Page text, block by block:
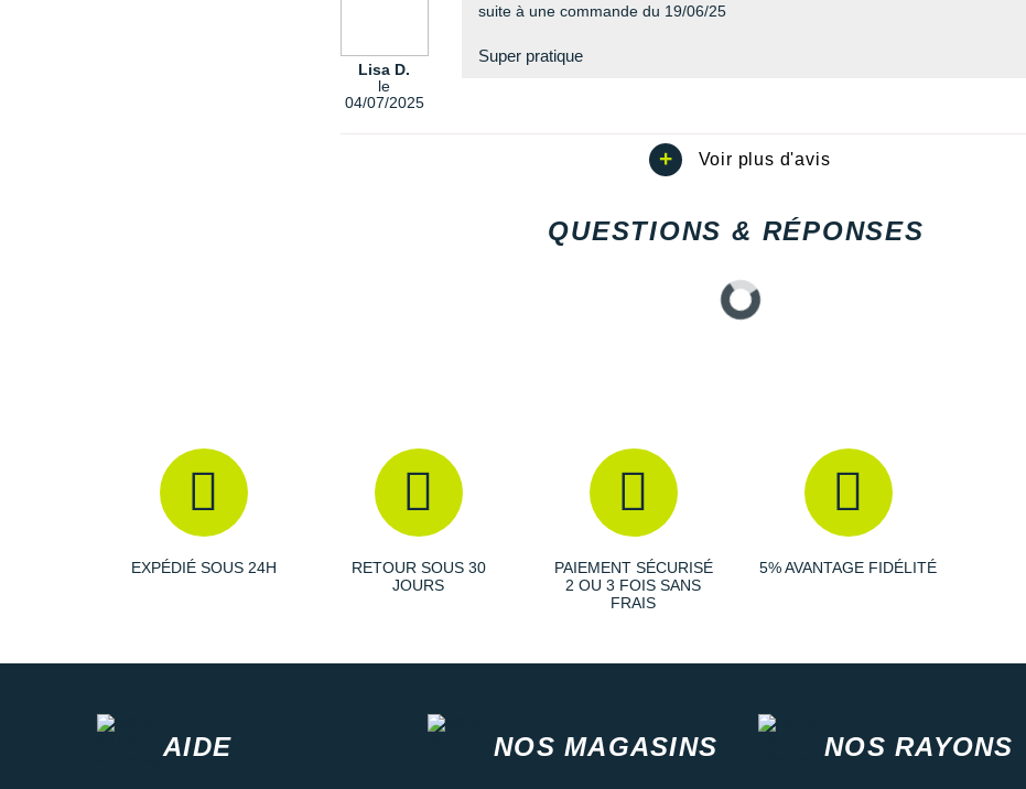
Lisa D.
le
04/07/2025
suite à une commande du 19/06/25
Super pratique
QUESTIONS & RÉPONSES
EXPÉDIÉ SOUS 24H
RETOUR SOUS 30
JOURS
PAIEMENT SÉCURISÉ
2 OU 3 FOIS SANS
FRAIS
5% AVANTAGE FIDÉLITÉ
AIDE NOS MAGASINS NOS RAYONS